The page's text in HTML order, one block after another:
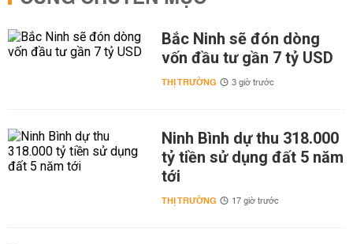
Bắc Ninh sẽ đón dòng
vốn đầu tư gần 7 tỷ USD
THỊ TRƯỜNG 3 giờ trước
Ninh Bình dự thu 318.000
tỷ tiền sử dụng đất 5 năm
tới
THỊ TRƯỜNG 17 giờ trước